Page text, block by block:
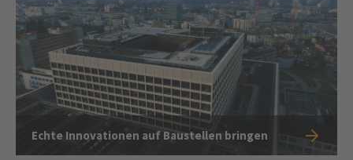
Echte Innovationen auf Baustellen bringen